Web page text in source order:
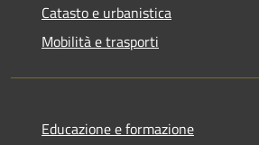
Catasto e urbanistica
Mobilità e trasporti
Educazione e formazione